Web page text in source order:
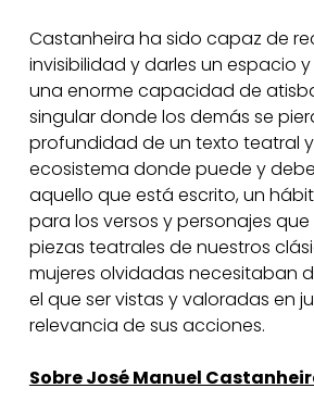
Castanheira ha sido capaz de
invisibilidad y darles un espacio y
una enorme capacidad de
singular donde los demás se
profundidad de un texto teatral
ecosistema donde puede y
aquello que está escrito, un
para los versos y personajes
piezas teatrales de nuestros
mujeres olvidadas necesitaban
el que ser vistas y valoradas en
relevancia de sus acciones.
Sobre José Manuel